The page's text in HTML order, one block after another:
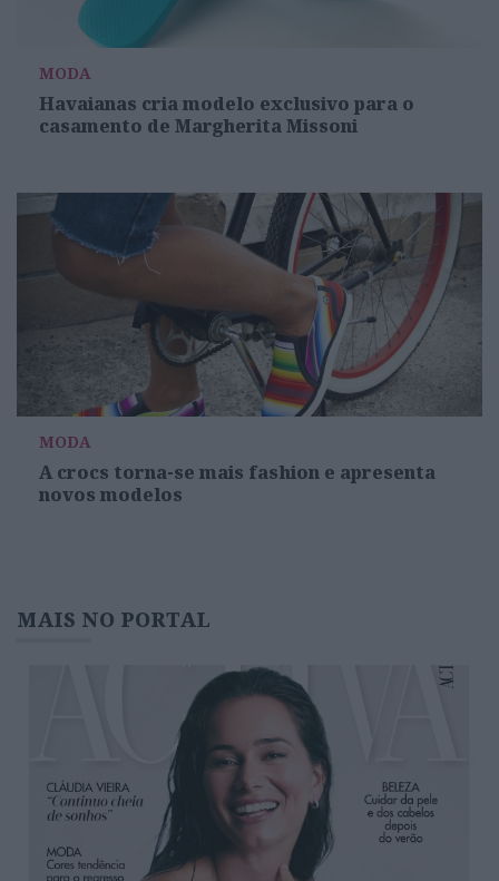
MODA
Havaianas cria modelo exclusivo para o
casamento de Margherita Missoni
MODA
A crocs torna-se mais fashion e apresenta
novos modelos
MAIS NO PORTAL